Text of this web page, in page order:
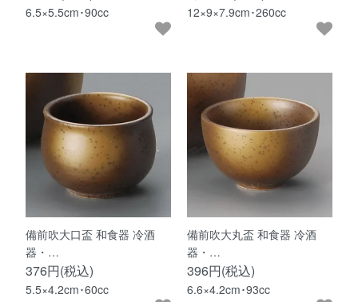
6.5×5.5cm･90cc 12×9×7.9cm･260cc
備前吹大口盃 和食器 冷酒
器・…
376円(税込)
5.5×4.2cm･60cc
備前吹大丸盃 和食器 冷酒
器・…
396円(税込)
6.6×4.2cm･93cc